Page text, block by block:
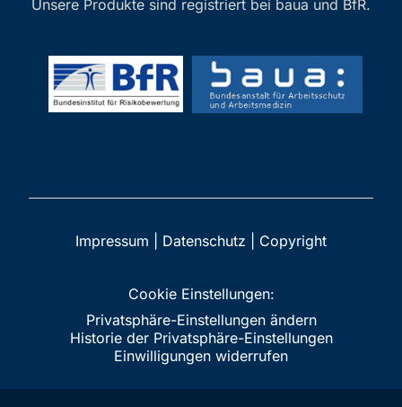
Unsere Produkte sind registriert bei baua und BfR.
Impressum Datenschutz Copyright
Cookie Einstellungen:
Privatsphäre-Einstellungen ändern
Historie der Privatsphäre-Einstellungen
Einwilligungen widerrufen